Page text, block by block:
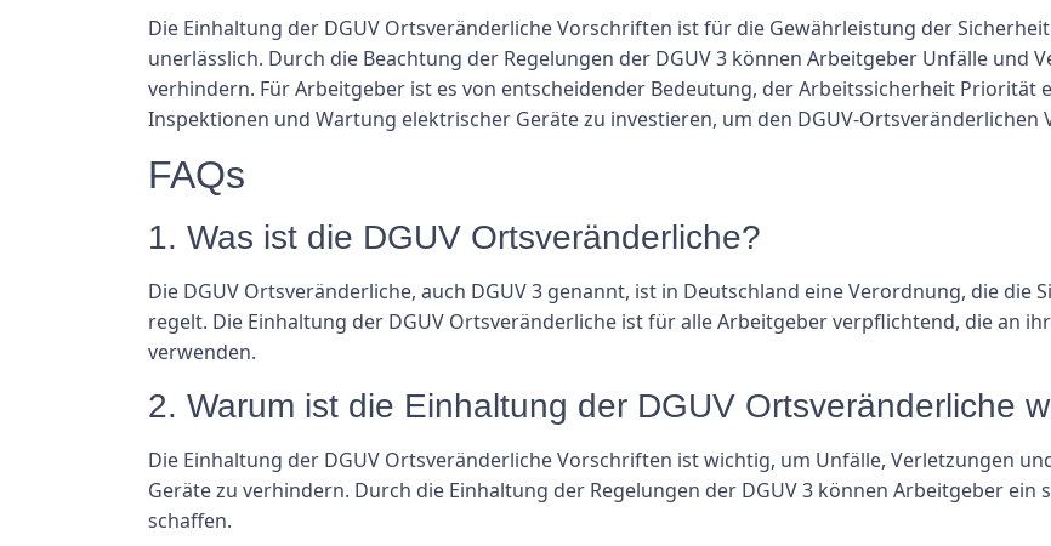
Die Einhaltung der DGUV Ortsveränderliche Vorschriften ist für die Gewährleistung der
unerlässlich. Durch die Beachtung der Regelungen der DGUV 3 können Arbeitgeber Unfälle und
verhindern. Für Arbeitgeber ist es von entscheidender Bedeutung, der Arbeitssicherheit
Inspektionen und Wartung elektrischer Geräte zu investieren, um den DGUV-Ortsveränderlichen
FAQs
1. Was ist die DGUV Ortsveränderliche?
Die DGUV Ortsveränderliche, auch DGUV 3 genannt, ist in Deutschland eine Verordnung, die die
regelt. Die Einhaltung der DGUV Ortsveränderliche ist für alle Arbeitgeber verpflichtend, die an
verwenden.
2. Warum ist die Einhaltung der DGUV Ortsveränderliche
Die Einhaltung der DGUV Ortsveränderliche Vorschriften ist wichtig, um Unfälle, Verletzungen
Geräte zu verhindern. Durch die Einhaltung der Regelungen der DGUV 3 können Arbeitgeber
schaffen.